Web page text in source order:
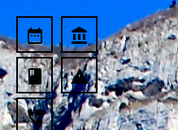
date_range
book
perm_phone_msg
account_balance
report_problem